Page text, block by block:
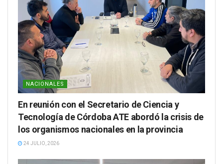
NACIONALES
En reunión con el Secretario de Ciencia y
Tecnología de Córdoba ATE abordó la crisis de
los organismos nacionales en la provincia
24 JULIO, 2026